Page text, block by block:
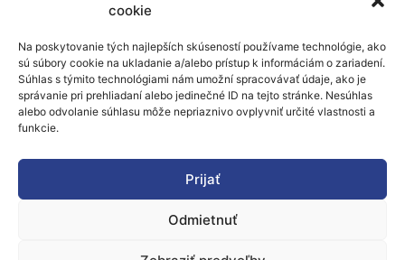
cookie
Na poskytovanie tých najlepších skúseností používame technológie, ako
sú súbory cookie na ukladanie a/alebo prístup k informáciám o zariadení.
Súhlas s týmito technológiami nám umožní spracovávať údaje, ako je
správanie pri prehliadaní alebo jedinečné ID na tejto stránke. Nesúhlas
alebo odvolanie súhlasu môže nepriaznivo ovplyvniť určité vlastnosti a
funkcie.
Prijať
Odmietnuť
Financovanie a podpora
Stáže a pobyty
Novinky
Ochrana osobných údajov
„Projekt SK4ERA II je spolufinancovaný Európskou
úniou v rámci Programu Slovensko. Portál
prevádzkuje Centrum vedecko-technických